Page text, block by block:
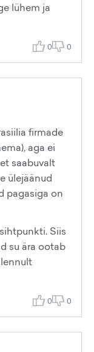
lühem ja
0 0
firmade
aga ei
saabuvalt
ülejäänud
pagasiga on
Siis
su ära ootab
0 0